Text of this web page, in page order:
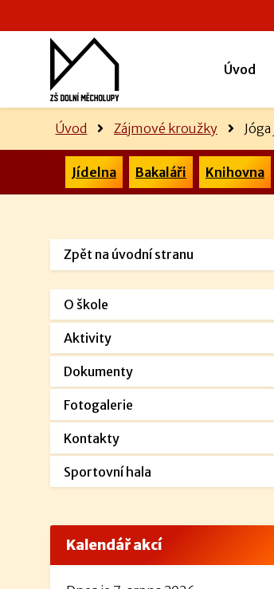
Úvod
Úvod Zájmové kroužky
Jídelna Bakaláři Knihovna
Zpět na úvodní stranu
O škole
Aktivity
Dokumenty
Fotogalerie
Kontakty
Sportovní hala
Kalendář akcí